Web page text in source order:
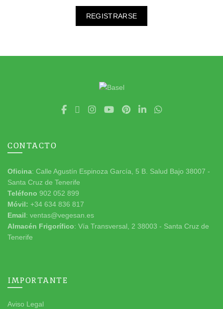
REGISTRARSE
CONTACTO
Oficina: Calle Agustín Espinoza García, 5 B. Salud Bajo 38007 -
Santa Cruz de Tenerife
Teléfono 902 052 899
Móvil: +34 634 836 817
Email: ventas@vegesan.es
Almacén Frigorífico: Vía Transversal, 2 38003 - Santa Cruz de
Tenerife
IMPORTANTE
Aviso Legal